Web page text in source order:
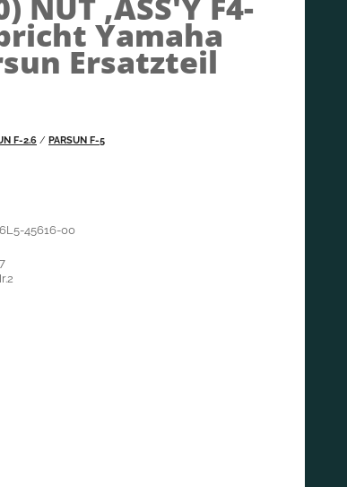
Yamaha
Ersatzteil
F-2.6 / PARSUN F-5
45616-00